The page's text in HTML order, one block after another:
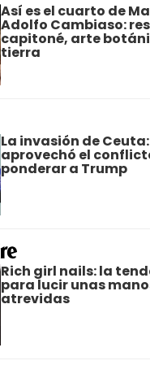
Así es el cuarto de
Adolfo Cambiaso:
capitoné, arte
tierra
La invasión de
aprovechó el
ponderar a Trump
Rich girl nails: la
para lucir unas
atrevidas